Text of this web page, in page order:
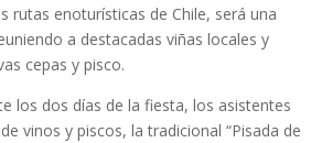
rutas enoturísticas de Chile, será una
a destacadas viñas locales y
cepas y pisco.
los dos días de la fiesta, los asistentes
vinos y piscos, la tradicional “Pisada de